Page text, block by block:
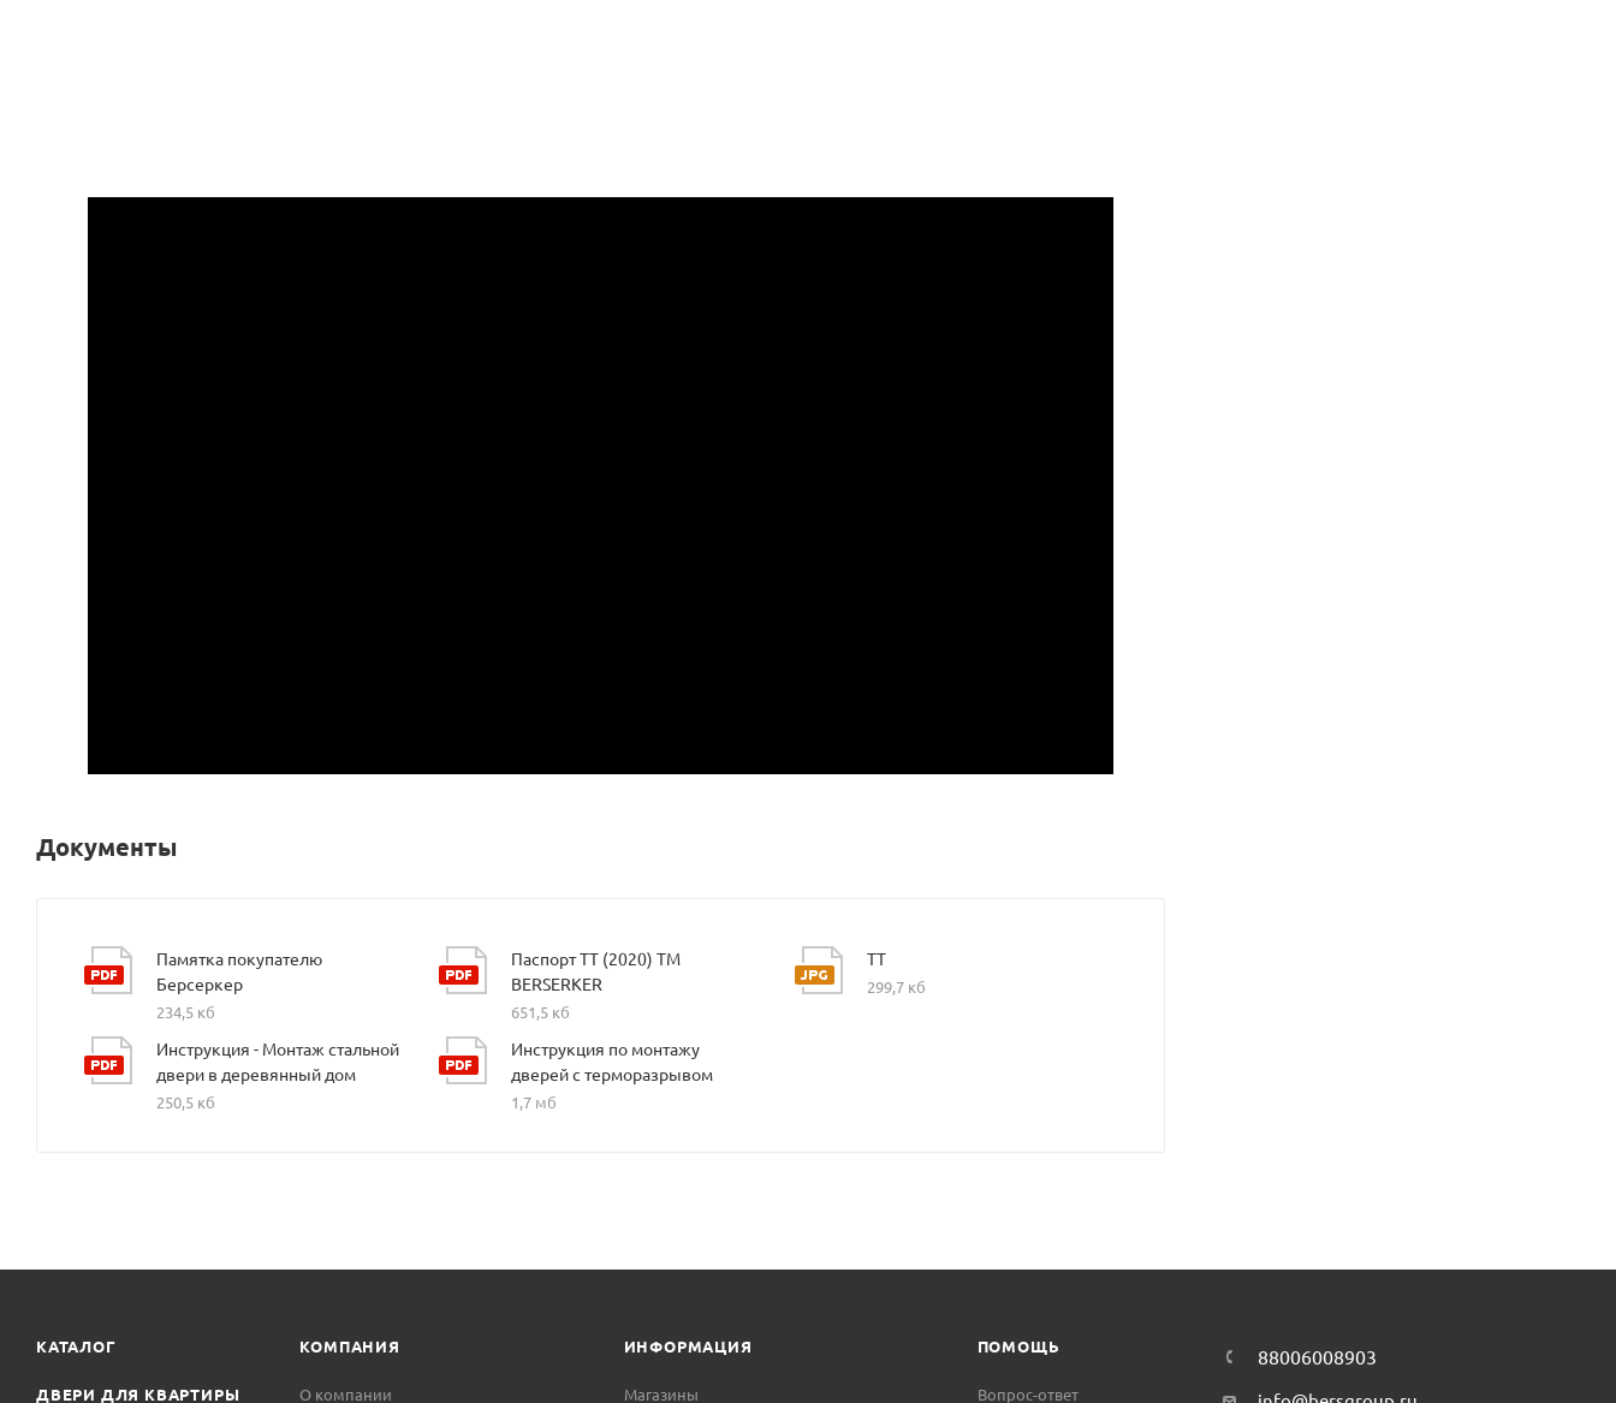
Документы
Памятка покупателю
Берсеркер
234,5 кб
Паспорт ТТ (2020) ТМ
BERSERKER
651,5 кб
ТТ
299,7 кб
Инструкция - Монтаж стальной
двери в деревянный дом
250,5 кб
Инструкция по монтажу
дверей с терморазрывом
1,7 мб
КАТАЛОГ
ДВЕРИ ДЛЯ КВАРТИРЫ
КОМПАНИЯ
О компании
ИНФОРМАЦИЯ
Магазины
ПОМОЩЬ
Вопрос-ответ
88006008903